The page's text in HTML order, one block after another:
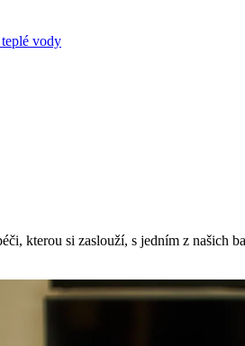
vody
kterou si zaslouží, s jedním z našich